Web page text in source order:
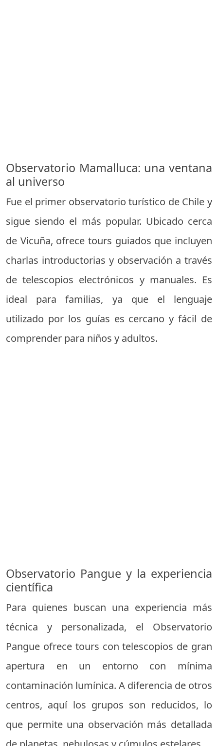
Observatorio Mamalluca: una ventana
al universo
Fue el primer observatorio turístico de Chile y
sigue siendo el más popular. Ubicado cerca
de Vicuña, ofrece tours guiados que incluyen
charlas introductorias y observación a través
de telescopios electrónicos y manuales. Es
ideal para familias, ya que el lenguaje
utilizado por los guías es cercano y fácil de
comprender para niños y adultos.
Observatorio Pangue y la experiencia
científica
Para quienes buscan una experiencia más
técnica y personalizada, el Observatorio
Pangue ofrece tours con telescopios de gran
apertura en un entorno con mínima
contaminación lumínica. A diferencia de otros
centros, aquí los grupos son reducidos, lo
que permite una observación más detallada